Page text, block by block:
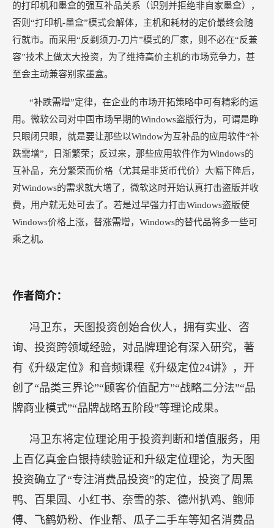
的打印机和墨盒的强互补品关系（识别并拒绝非自家墨盒），
否则“打印机-墨盒”模式会解体，主机和耗材的定价最终会随
行就市。而采用“反剃须刀-刀片”模式的厂家，则不必在“反兼
容”技术上做太大投资，为了维持高价主机的市场竞争力，甚
至会主动兼容别家墨盒。
“补跌需增”定律，在企业的市场开拓策略中可有精彩的运
用。微软公司对中国市场早期的Windows盗版行为，可谓是睁
只眼闭只眼，就是要让那些以Window为互补品的应用软件“补
跌需增”，日渐繁荣；反过来，那些应用软件作为Windows的
互补品，充分繁荣而价格（尤其是非货币代价）大幅下降后，
对Windows的需求就大增了，微软这时开始认真打击盗版并收
费，用户就无处可去了。若是过早强力打击Windows盗版使
Windows价格上涨，替涨需增，Windows的替代品将多一些可
乘之机。
作者简介：
冯卫东，天图投资创始合伙人，拥有实业、咨
询、投资跨领域经验，对品牌理论有深入研究，著
有《升级定位》和音频课程《升级定位24讲》，开
创了“品类三界论”“顾客价值配方”“战略二分法”“品
牌商业模式”“品牌战略五阶段”等理论成果。
冯卫东将定位理论用于投资判断和增值服务，用
上百亿真金白银持续验证和升级定位理论，为天图
投资确立了“专注消费品投资”的定位，投资了周黑
鸭、百果园、小红书、奈雪的茶、德州扒鸡、鲍师
傅、飞鹤奶粉、作业帮、瓜子二手车等知名消费品